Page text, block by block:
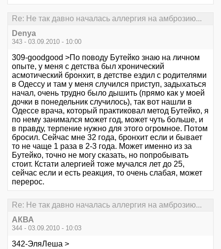
Re: Не так давно началась аллергия на амброзию...
Denya
343 - 03.09.2010 - 10:00
309-goodgood >По поводу Бутейко знаю на личном
опыте, у меня с детства был хронический
асмотический бронхит, в детстве ездил с родителями
в Одессу и там у меня случился приступ, задыхаться
начал, очень трудно было дышить (прямо как у моей
дочки в понедельник случилось), так вот нашли в
Одессе врача, который практиковал метод Бутейко, я
по нему занимался может год, может чуть больше, и
в правду, терпение нужно для этого огромное. Потом
бросил. Сейчас мне 32 года, бронхит если и бывает
то не чаще 1 раза в 2-3 года. Может именно из за
Бутейко, точно не могу сказать, но попробывать
стоит. Кстати алергией тоже мучался лет до 25,
сейчас если и есть реакция, то очень слабая, может
перерос.
Re: Не так давно началась аллергия на амброзию...
АКВА
344 - 03.09.2010 - 10:03
342-ЭляЛеша >